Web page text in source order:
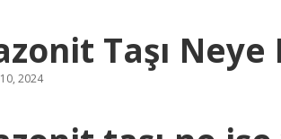
Taşı
2024